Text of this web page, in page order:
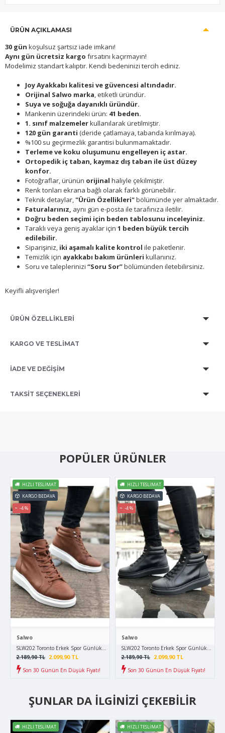
ÜRÜN AÇIKLAMASI
30 gün koşulsuz şartsız iade imkanı!
Aynı gün ücretsiz kargo fırsatını kaçırmayın!
Modelimiz standart kalıptır. Kendi bedeninizi tercih ediniz.
Joy Ayakkabı kalitesi ve güvencesi altındadır.
Orijinal Salwo marka, etiketli üründür.
Suya ve soğuğa dayanıklı üründür.
Mankenin üzerindeki ürün: 41 beden.
1. sınıf malzemelerkullanılarak üretilmiştir.
120 gün garanti (deride çatlamaya, tabanda kırılmaya).
%100 su geçirmezlik garantisi bulunmamaktadır.
Terleme ve koku oluşumunu engelleyen iç astar.
Ortopedik iç taban, kaymaz dış taban ile üst düzey
konfor.
Fotoğraflar, ürünün orijinal haliyle çekilmiştir.
Renk tonları ekrana bağlı olarak farklı görünebilir.
Teknik detaylar,"Ürün Özellikleri"bölümünde yer almaktadır.
Faturalarınız, aynı gün e-posta ile tarafınıza iletilir.
Doğru beden seçimi için beden tablosunu inceleyiniz.
Taraklı veya geniş ayaklar için 1 beden büyük tercih
edilebilir.
Siparişiniz, iki aşamalı kalite kontrol ile paketlenir.
Temizlik için ayakkabı bakım ürünleri kullanınız.
Soru ve taleplerinizi “Soru Sor”bölümünden iletebilirsiniz.
Keyifli alışverişler!
ÜRÜN ÖZELLİKLERİ
KARGO VE TESLİMAT
İADE VE DEĞİŞİM
TAKSIT SEÇENEKLERI
POPÜLER ÜRÜNLER
HIZLI TESLIMAT
KARGO BEDAVA
-4 %
Salwo
SLW202 Toronto Erkek Spor Günlük Bağcıklı Cilt Bot CBT - Taba
2.099,90 TL
2.189,90 TL
Son 30 Günün En Düşük Fiyatı!
HIZLI TESLIMAT
KARGO BEDAVA
-4 %
Salwo
SLW202 Toronto Erkek Spor Günlük
2.099,90 TL
2.189,90 TL
Son 30 Günün En Düşük Fiyatı!
ŞUNLAR DA İLGINIZI ÇEKEBILIR
HIZLI TESLIMAT
HIZLI TESLIMAT